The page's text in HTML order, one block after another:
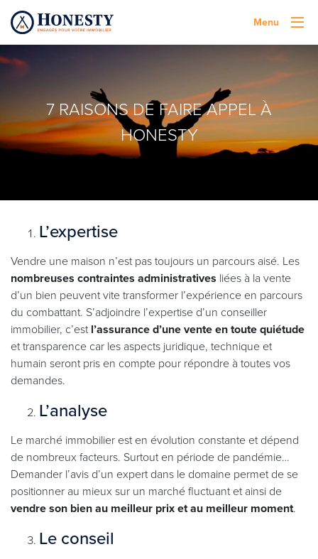
Menu
7 RAISONS DE FAIRE APPEL À
HONESTY
L’expertise
Vendre une maison n’est pas toujours un parcours aisé. Les
nombreuses contraintes administratives liées à la vente
d’un bien peuvent vite transformer l’expérience en parcours
du combattant. S’adjoindre l’expertise d’un conseiller
immobilier, c’estl’assurance d’une vente en toute quiétude
et transparence car les aspects juridique, technique et
humain seront pris en compte pour répondre à toutes vos
demandes.
L’analyse
Le marché immobilier est en évolution constante et dépend
de nombreux facteurs. Surtout en période de pandémie…
Demander l’avis d’un expert dans le domaine permet de se
positionner au mieux sur un marché fluctuant et ainsi de
vendre son bien au meilleur prix et au meilleur moment.
Le conseil